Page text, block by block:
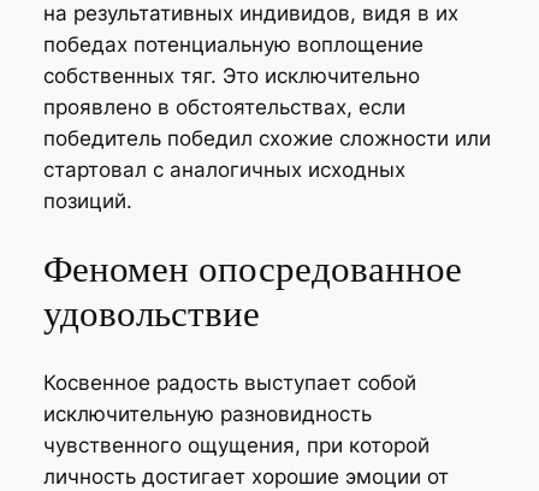
на результативных индивидов, видя в их
победах потенциальную воплощение
собственных тяг. Это исключительно
проявлено в обстоятельствах, если
победитель победил схожие сложности или
стартовал с аналогичных исходных
позиций.
Феномен опосредованное
удовольствие
Косвенное радость выступает собой
исключительную разновидность
чувственного ощущения, при которой
личность достигает хорошие эмоции от